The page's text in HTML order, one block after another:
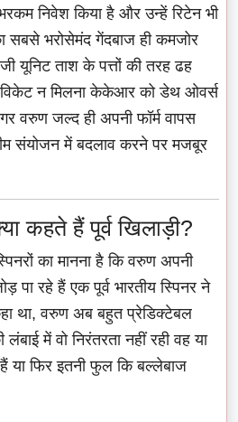
निवेश किया है और उन्हें रिटेन भी
भरोसेमंद गेंदबाज ही कमजोर
यूनिट ताश के पत्तों की तरह ढह
विकेट न मिलना केकेआर को डेथ ओवर्स
वरुण जल्द ही अपनी फॉर्म वापस
संयोजन में बदलाव करने पर मजबूर
कहते हैं पूर्व खिलाड़ी?
का मानना है कि वरुण अपनी
पा रहे हैं एक पूर्व भारतीय स्पिनर ने
था, वरुण अब बहुत प्रेडिक्टेबल
में वो निरंतरता नहीं रही वह या
या फिर इतनी फुल कि बल्लेबाज